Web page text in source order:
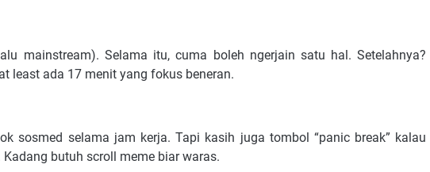
mainstream). Selama itu, cuma boleh ngerjain satu hal. Setelahnya?
least ada 17 menit yang fokus beneran.
sosmed selama jam kerja. Tapi kasih juga tombol “panic break” kalau
butuh scroll meme biar waras.